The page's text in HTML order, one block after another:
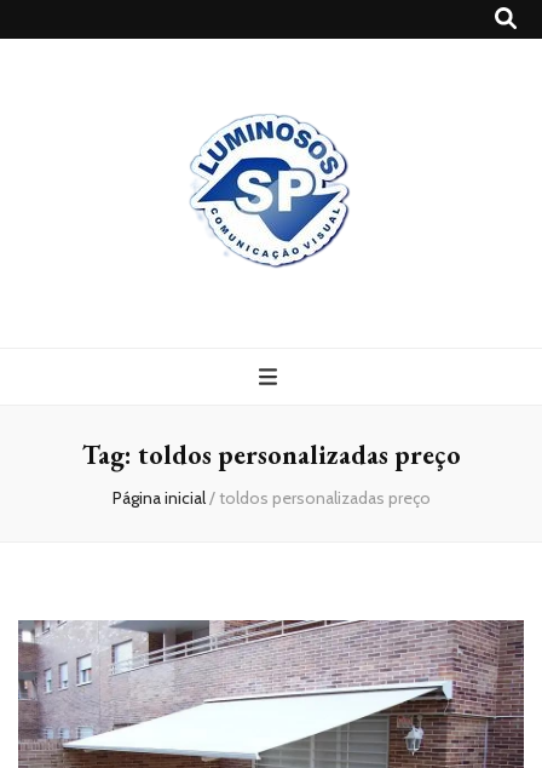
Tag: toldos personalizadas preço
Página inicial/toldos personalizadas preço